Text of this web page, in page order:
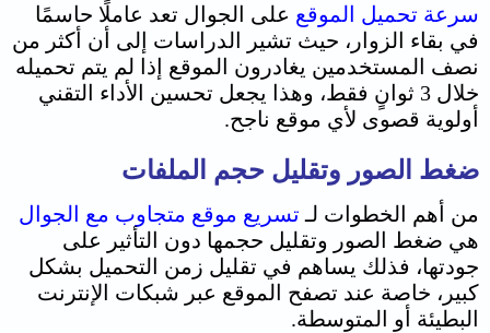
سرعة تحميل الموقع على الجوال تعد عاملًا حاسمًا
في بقاء الزوار، حيث تشير الدراسات إلى أن أكثر من
نصف المستخدمين يغادرون الموقع إذا لم يتم تحميله
خلال 3 ثوانٍ فقط، وهذا يجعل تحسين الأداء التقني
أولوية قصوى لأي موقع ناجح.
ضغط الصور وتقليل حجم الملفات
من أهم الخطوات لـ تسريع موقع متجاوب مع الجوال
هي ضغط الصور وتقليل حجمها دون التأثير على
جودتها، فذلك يساهم في تقليل زمن التحميل بشكل
كبير، خاصة عند تصفح الموقع عبر شبكات الإنترنت
البطيئة أو المتوسطة.